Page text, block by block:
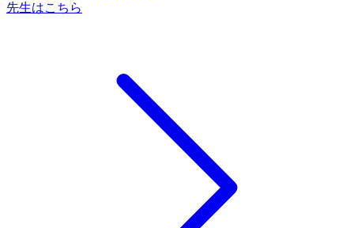
先生はこちら